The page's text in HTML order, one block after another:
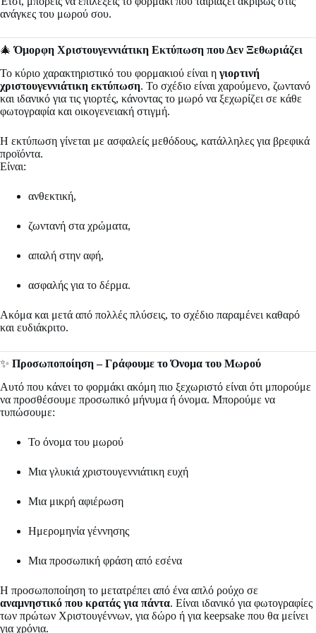
ανάγκες του μωρού σου.
🎄Όμορφη Χριστουγεννιάτικη Εκτύπωση που Δεν Ξεθωριάζει
Το κύριο χαρακτηριστικό του φορμακιού είναι η γιορτινή
χριστουγεννιάτικη εκτύπωση. Το σχέδιο είναι χαρούμενο, ζωντανό
και ιδανικό για τις γιορτές, κάνοντας το μωρό να ξεχωρίζει σε κάθε
φωτογραφία και οικογενειακή στιγμή.
Η εκτύπωση γίνεται με ασφαλείς μεθόδους, κατάλληλες για βρεφικά
προϊόντα.
Είναι:
ανθεκτική,
ζωντανή στα χρώματα,
απαλή στην αφή,
ασφαλής για το δέρμα.
Ακόμα και μετά από πολλές πλύσεις, το σχέδιο παραμένει καθαρό
και ευδιάκριτο.
✨ Προσωποποίηση – Γράφουμε το Όνομα του Μωρού
Αυτό που κάνει το φορμάκι ακόμη πιο ξεχωριστό είναι ότι μπορούμε
να προσθέσουμε προσωπικό μήνυμα ή όνομα. Μπορούμε να
τυπώσουμε:
Το όνομα του μωρού
Μια γλυκιά χριστουγεννιάτικη ευχή
Μια μικρή αφιέρωση
Ημερομηνία γέννησης
Μια προσωπική φράση από εσένα
Η προσωποποίηση το μετατρέπει από ένα απλό ρούχο σε
αναμνηστικό που κρατάς για πάντα. Είναι ιδανικό για φωτογραφίες
των πρώτων Χριστουγέννων, για δώρο ή για keepsake που θα μείνει
για χρόνια.